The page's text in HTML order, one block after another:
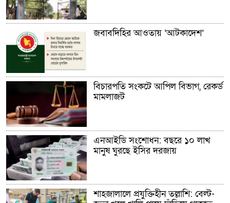
জবাবদিহির আওতায় ‘আটকাদেশ’
বিচারপতি সংকটে আপিল বিভাগ, রেকর্ড
মামলাজট
এনআইডি সংশোধন: বছরে ১০ লাখ
মানুষ ঘুরছে ইসির দরজায়
শাহজালালে প্রযুক্তিহীন তল্লাশি: বেল্ট-